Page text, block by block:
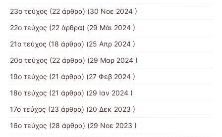
23ο τεύχος (22 άρθρα) (30 Νοε 2024 )
22ο τεύχος (22 άρθρα) (29 Μάι 2024 )
21o τεύχος (18 άρθρα) (25 Απρ 2024 )
20ο τεύχος (22 άρθρα) (29 Μαρ 2024 )
19ο τεύχος (21 άρθρα) (27 Φεβ 2024 )
18ο τεύχος (21 άρθρα) (29 Ιαν 2024 )
17o τεύχος (23 άρθρα) (20 Δεκ 2023 )
16ο τεύχος (28 άρθρα) (29 Νοε 2023 )